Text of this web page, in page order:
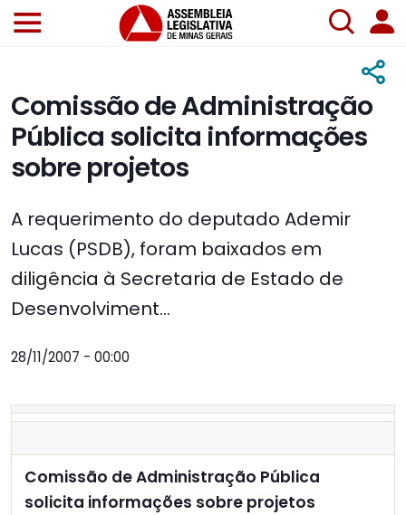
Comissão de Administração
Pública solicita informações
sobre projetos
A requerimento do deputado Ademir
Lucas (PSDB), foram baixados em
diligência à Secretaria de Estado de
Desenvolviment...
28/11/2007 - 00:00
Comissão de Administração Pública
solicita informações sobre projetos